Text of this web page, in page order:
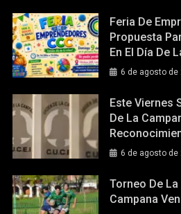
Feria De
Propuesta
En El Día De
6 de agosto de
Este Viernes
De La
6 de agosto de
Torneo De La
Campana